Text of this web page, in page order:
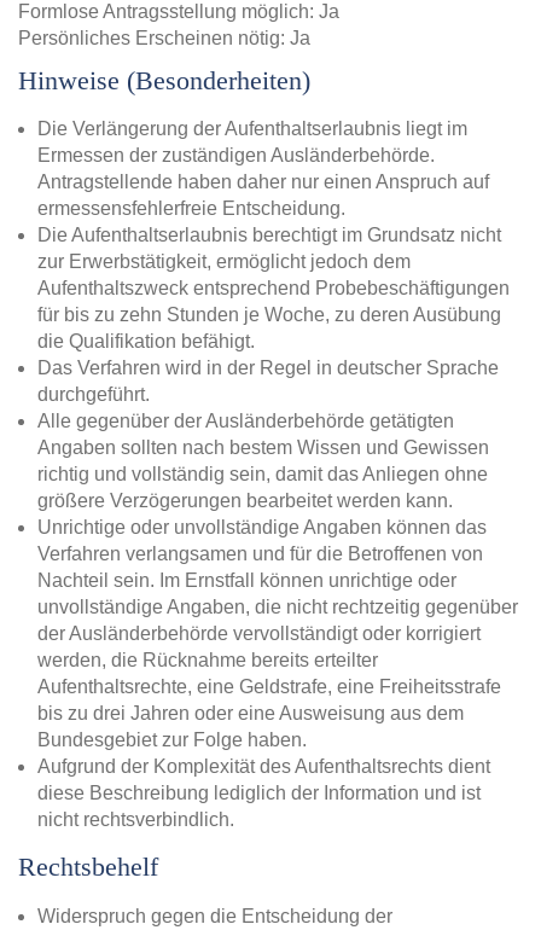
Formlose Antragsstellung möglich: Ja
Persönliches Erscheinen nötig: Ja
Hinweise (Besonderheiten)
Die Verlängerung der Aufenthaltserlaubnis liegt im
Ermessen der zuständigen Ausländerbehörde.
Antragstellende haben daher nur einen Anspruch auf
ermessensfehlerfreie Entscheidung.
Die Aufenthaltserlaubnis berechtigt im Grundsatz nicht
zur Erwerbstätigkeit, ermöglicht jedoch dem
Aufenthaltszweck entsprechend Probebeschäftigungen
für bis zu zehn Stunden je Woche, zu deren Ausübung
die Qualifikation befähigt.
Das Verfahren wird in der Regel in deutscher Sprache
durchgeführt.
Alle gegenüber der Ausländerbehörde getätigten
Angaben sollten nach bestem Wissen und Gewissen
richtig und vollständig sein, damit das Anliegen ohne
größere Verzögerungen bearbeitet werden kann.
Unrichtige oder unvollständige Angaben können das
Verfahren verlangsamen und für die Betroffenen von
Nachteil sein. Im Ernstfall können unrichtige oder
unvollständige Angaben, die nicht rechtzeitig gegenüber
der Ausländerbehörde vervollständigt oder korrigiert
werden, die Rücknahme bereits erteilter
Aufenthaltsrechte, eine Geldstrafe, eine Freiheitsstrafe
bis zu drei Jahren oder eine Ausweisung aus dem
Bundesgebiet zur Folge haben.
Aufgrund der Komplexität des Aufenthaltsrechts dient
diese Beschreibung lediglich der Information und ist
nicht rechtsverbindlich.
Rechtsbehelf
Widerspruch gegen die Entscheidung der